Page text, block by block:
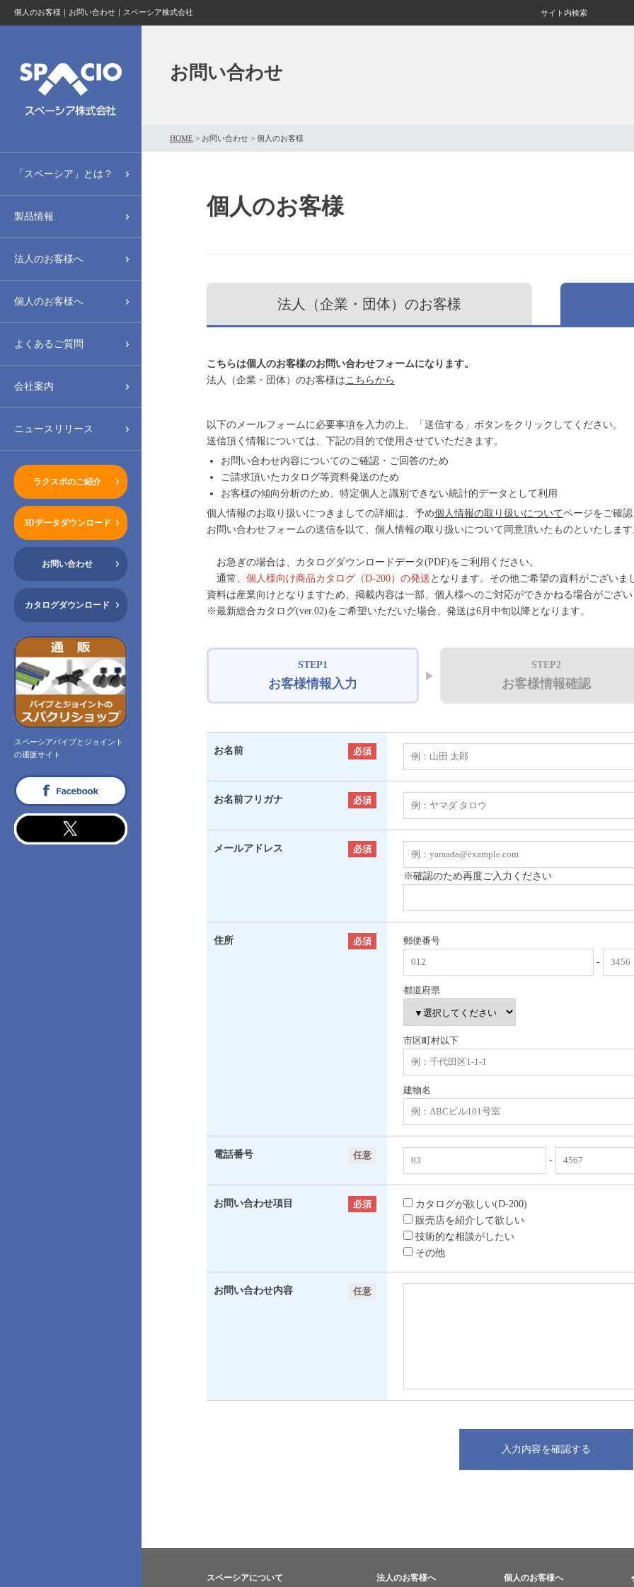
個人のお客様｜お問い合わせ｜スペーシア株式会社 サイト内検索
「スペーシア」とは？
製品情報
法人のお客様へ
個人のお客様へ
よくあるご質問
会社案内
ニュースリリース
ラクスポのご紹介
3Dデータダウンロード
お問い合わせ
カタログダウンロード
スペーシアパイプとジョイント
の通販サイト
お問い合わせ
HOME > お問い合わせ > 個人のお客様
個人のお客様
法人（企業・団体）のお客様
こちらは個人のお客様のお問い合わせフォームになります。
法人（企業・団体）のお客様はこちらから
以下のメールフォームに必要事項を入力の上、「送信する」ボタンをクリックしてください。
送信頂く情報については、下記の目的で使用させていただきます。
お問い合わせ内容についてのご確認・ご回答のため
ご請求頂いたカタログ等資料発送のため
お客様の傾向分析のため、特定個人と識別できない統計的データとして利用
個人情報のお取り扱いにつきましての詳細は、予め個人情報の取り扱いについてページをご確
お問い合わせフォームの送信を以て、個人情報の取り扱いについて同意頂いたものといたしま
お急ぎの場合は、カタログダウンロードデータ(PDF)をご利用ください。
通常、 個人様向け商品カタログ（D-200）の発送 となります。その他ご希望の資料がござい
資料は産業向けとなりますため、掲載内容は一部、個人様へのご対応ができかねる場合がござ
※最新総合カタログ(ver.02)をご希望いただいた場合、発送は6月中旬以降となります。
STEP1
お客様情報入力
STEP2
お客様情報確認
必須
お名前
必須
お名前フリガナ
必須
メールアドレス
※確認のため再度ご入力ください
必須
住所
郵便番号
-
都道府県
市区町村以下
建物名
任意
電話番号
-
必須
お問い合わせ項目
カタログが欲しい(D-200)
販売店を紹介して欲しい
技術的な相談がしたい
その他
任意
お問い合わせ内容
スペーシアについて 法人のお客様へ 個人のお客様へ